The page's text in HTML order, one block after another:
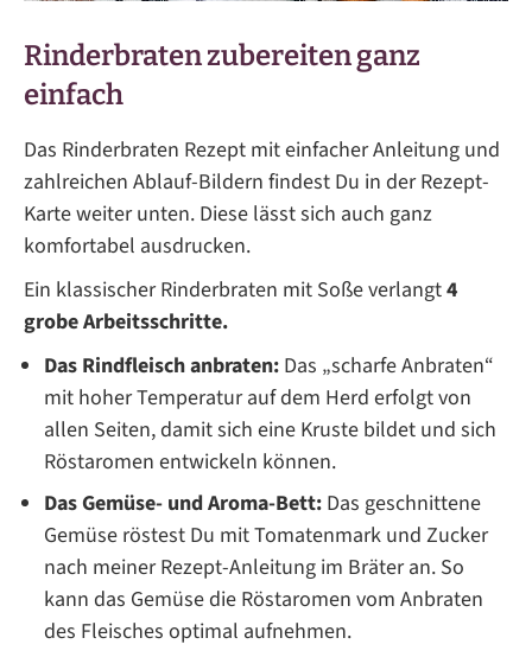
Rinderbraten zubereiten ganz
einfach
Das Rinderbraten Rezept mit einfacher Anleitung und
zahlreichen Ablauf-Bildern findest Du in der Rezept-
Karte weiter unten. Diese lässt sich auch ganz
komfortabel ausdrucken.
Ein klassischer Rinderbraten mit Soße verlangt4
grobe Arbeitsschritte.
Das Rindfleisch anbraten: Das „scharfe Anbraten“
mit hoher Temperatur auf dem Herd erfolgt von
allen Seiten, damit sich eine Kruste bildet und sich
Röstaromen entwickeln können.
Das Gemüse- und Aroma-Bett: Das geschnittene
Gemüse röstest Du mit Tomatenmark und Zucker
nach meiner Rezept-Anleitung im Bräter an. So
kann das Gemüse die Röstaromen vom Anbraten
des Fleisches optimal aufnehmen.